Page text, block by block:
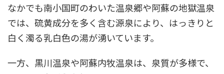
なかでも南小国町のわいた温泉郷や阿蘇の地獄温泉
では、硫黄成分を多く含む源泉により、はっきりと
白く濁る乳白色の湯が湧いています。
一方、黒川温泉や阿蘇内牧温泉は、泉質が多様で、